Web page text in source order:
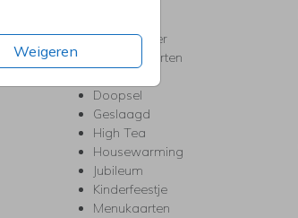
Weigeren
Babyshower
Bedankkaarten
Doopsel
Geslaagd
High Tea
Housewarming
Jubileum
Kinderfeestje
Menukaarten